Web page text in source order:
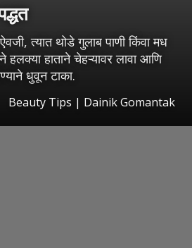
त्यात थोडे गुलाब पाणी किंवा मध
हलक्या हाताने चेहऱ्यावर लावा आणि
धुवून टाका.
Beauty Tips | Dainik Gomantak